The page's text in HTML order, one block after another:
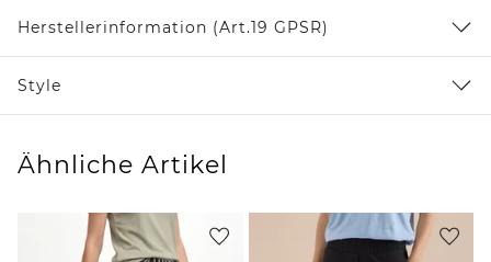
Herstellerinformation (Art.19 GPSR)
Style
Ähnliche Artikel